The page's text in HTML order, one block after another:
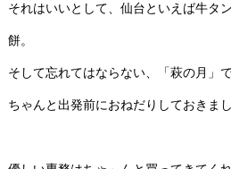
それはいいとして、仙台といえば牛タ
餅。
そして忘れてはならない、「萩の月」
ちゃんと出発前におねだりしておきまし